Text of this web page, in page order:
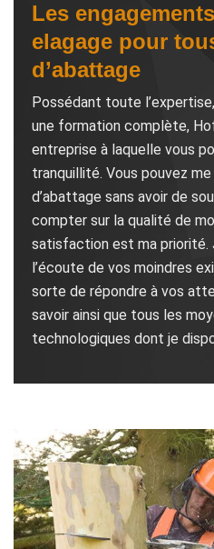
Les
elagage pour
d’abattage
Possédant toute
une formation complète,
entreprise à laquelle vous
tranquillité. Vous pouvez
d’abattage sans avoir de
compter sur la qualité de
satisfaction est ma priorité.
l’écoute de vos moindres
sorte de répondre à vos
savoir ainsi que tous les
technologiques dont je